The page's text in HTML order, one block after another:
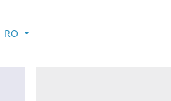
RO